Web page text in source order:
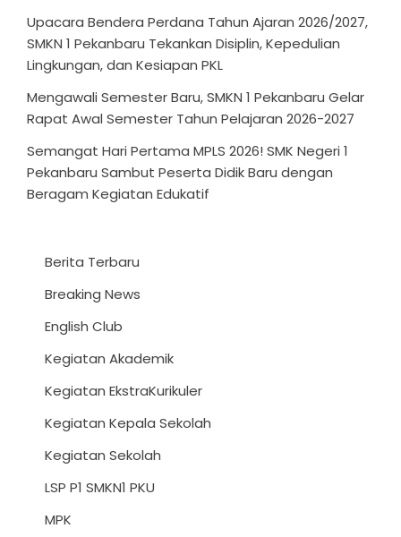
Upacara Bendera Perdana Tahun Ajaran 2026/2027,
SMKN 1 Pekanbaru Tekankan Disiplin, Kepedulian
Lingkungan, dan Kesiapan PKL
Mengawali Semester Baru, SMKN 1 Pekanbaru Gelar
Rapat Awal Semester Tahun Pelajaran 2026-2027
Semangat Hari Pertama MPLS 2026! SMK Negeri 1
Pekanbaru Sambut Peserta Didik Baru dengan
Beragam Kegiatan Edukatif
Berita Terbaru
Breaking News
English Club
Kegiatan Akademik
Kegiatan EkstraKurikuler
Kegiatan Kepala Sekolah
Kegiatan Sekolah
LSP P1 SMKN1 PKU
MPK